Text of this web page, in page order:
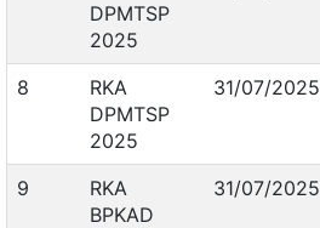
DPMTSP
2025
8
RKA
DPMTSP
2025
31/07/2025
9
RKA
BPKAD
31/07/2025